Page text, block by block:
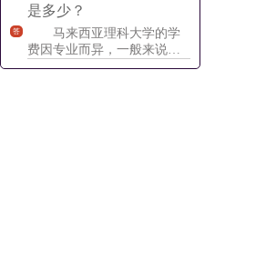
是多少？
答
马来西亚理科大学的学
费因专业而异，一般来说，
理工科类专业的学费较高。